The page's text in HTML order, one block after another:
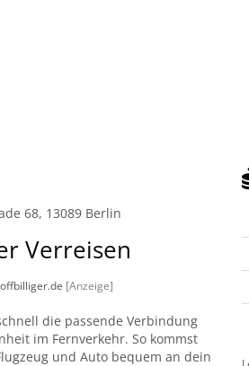
68, 13089 Berlin
Verreisen
[Anzeige]
die passende Verbindung
im Fernverkehr. So kommst
und Auto bequem an dein